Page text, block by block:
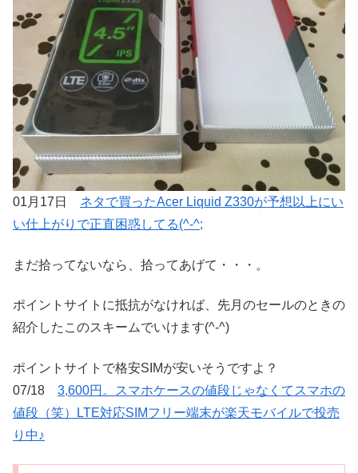
01月17日 ネタで買ったAcer Liquid Z330が予想以上にい
い仕上がりで正直困惑してる(^-^;
まだ拾ってないなら、拾ってあげて・・・。
ポイントサイトに抵抗がなければ、先月のセールのときの
紹介したこのスキームでいけます(^-^)
ポイントサイトで格安SIMが安いそうですよ？
07/18 3,600円。スマホケースの値段じゃなくてスマホの
値段（笑）LTE対応SIMフリー端末が楽天モバイルで投売
り中♪